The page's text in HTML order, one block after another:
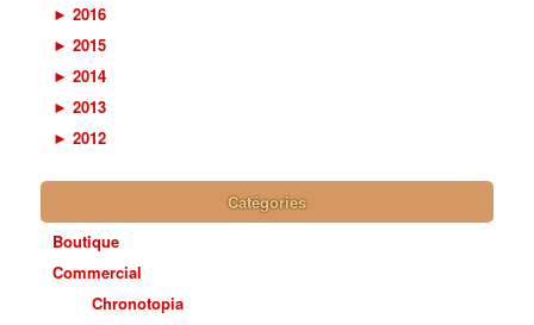
► 2016
► 2015
► 2014
► 2013
► 2012
Catégories
Boutique
Commercial
Chronotopia